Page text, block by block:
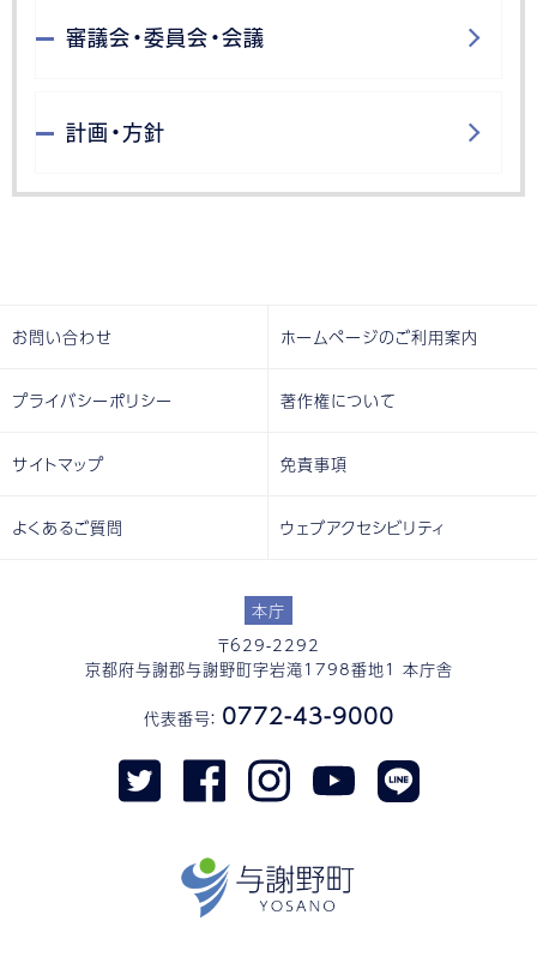
審議会・委員会・会議
計画・方針
本庁
〒629-2292
京都府与謝郡与謝野町字岩滝1798番地1 本庁舎
代表番号： 0772-43-9000
お問い合わせ ホームページのご利用案内
プライバシーポリシー 著作権について
サイトマップ 免責事項
よくあるご質問 ウェブアクセシビリティ